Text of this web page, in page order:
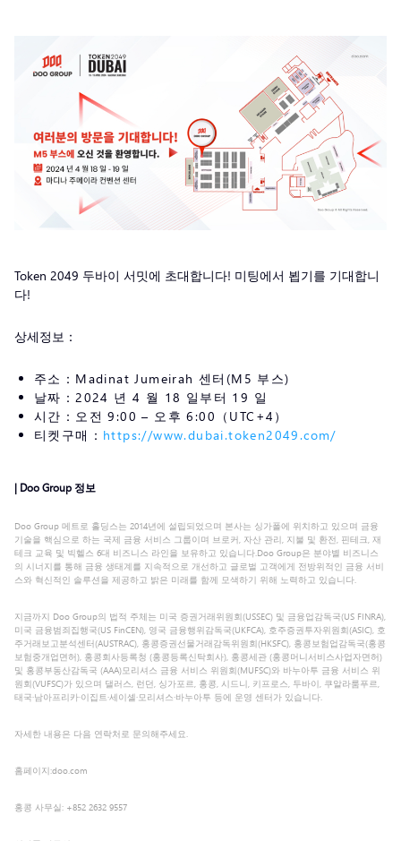
Token 2049 두바이 서밋에 초대합니다! 미팅에서 뵙기를 기대합니
다!
상세정보：
주소：Madinat Jumeirah 센터(M5 부스)
날짜：2024 년 4 월 18 일부터 19 일
시간：오전 9:00 – 오후 6:00（UTC+4）
티켓구매： https://www.dubai.token2049.com/
| Doo Group 정보
Doo Group 메트로 홀딩스는 2014년에 설립되었으며 본사는 싱가폴에 위치하고 있으며 금융
기술을 핵심으로 하는 국제 금융 서비스 그룹이며 브로커, 자산 관리, 지불 및 환전, 핀테크, 재
테크 교육 및 빅헬스 6대 비즈니스 라인을 보유하고 있습니다.Doo Group은 분야별 비즈니스
의 시너지를 통해 금융 생태계를 지속적으로 개선하고 글로벌 고객에게 전방위적인 금융 서비
스와 혁신적인 솔루션을 제공하고 밝은 미래를 함께 모색하기 위해 노력하고 있습니다.
지금까지 Doo Group의 법적 주체는 미국 증권거래위원회(USSEC) 및 금융업감독국(US FINRA),
미국 금융범죄집행국(US FinCEN), 영국 금융행위감독국(UKFCA), 호주증권투자위원회(ASIC), 호
주거래보고분석센터(AUSTRAC), 홍콩증권선물거래감독위원회(HKSFC), 홍콩보험업감독국(홍콩
보험중개업면허), 홍콩회사등록청 (홍콩등록신탁회사), 홍콩세관 (홍콩머니서비스사업자면허)
및 홍콩부동산감독국 (AAA)모리셔스 금융 서비스 위원회(MUFSC)와 바누아투 금융 서비스 위
원회(VUFSC)가 있으며 댈러스, 런던, 싱가포르, 홍콩, 시드니, 키프로스, 두바이, 쿠알라룸푸르,
태국·남아프리카·이집트·세이셸·모리셔스·바누아투 등에 운영 센터가 있습니다.
자세한 내용은 다음 연락처로 문의해주세요.
홈페이지:doo.com
홍콩 사무실: +852 2632 9557